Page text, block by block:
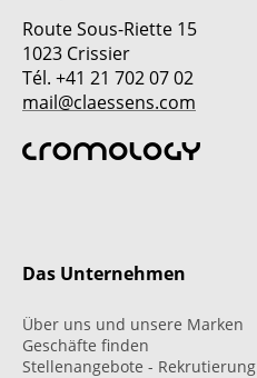
Route Sous-Riette 15
1023 Crissier
Tél. +41 21 702 07 02
mail@claessens.com
Das Unternehmen
Über uns und unsere Marken
Geschäfte finden
Stellenangebote - Rekrutierung